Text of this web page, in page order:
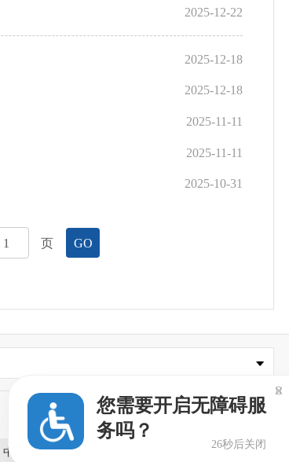
2025-12-22
2025-12-18
2025-12-18
2025-11-11
2025-11-11
2025-10-31
页 GO
中国石狮网
您需要开启无障碍服
务吗？
26秒后关闭
